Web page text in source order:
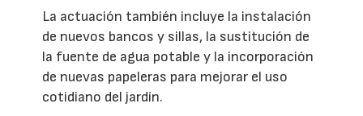
La actuación también incluye la instalación
de nuevos bancos y sillas, la sustitución de
la fuente de agua potable y la incorporación
de nuevas papeleras para mejorar el uso
cotidiano del jardín.